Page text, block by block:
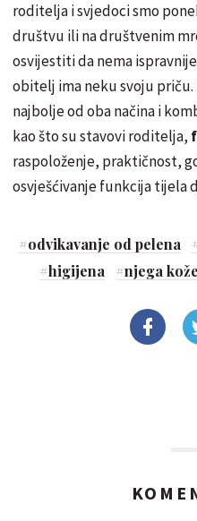
roditelja i svjedoci smo
društvu ili na društvenim
osvijestiti da nema
obitelj ima neku svoju
najbolje od oba načina i
kao što su stavovi roditelja,
raspoloženje, praktičnost,
osvješćivanje funkcija tijela
#odvikavanje od pelena
#higijena #njega kože